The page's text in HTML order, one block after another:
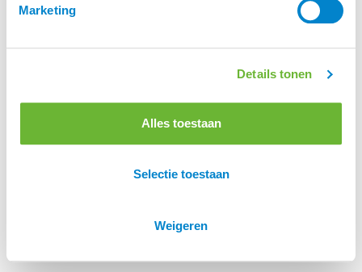
Marketing
Details tonen
Alles toestaan
Selectie toestaan
Weigeren